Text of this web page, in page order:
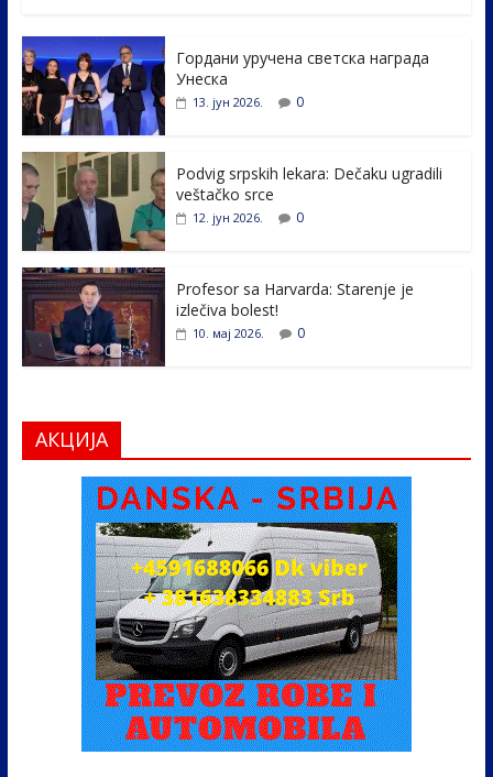
e
b
o
o
k
itt
er e
dI
e
Гордани уручена светска награда
Унеска
13. јун 2026. 0
Podvig srpskih lekara: Dečaku ugradili
veštačko srce
12. јун 2026. 0
Profesor sa Harvarda: Starenje je
izlečiva bolest!
10. мај 2026. 0
АКЦИЈА